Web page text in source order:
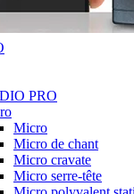
PRO
Micro
Micro de chant
Micro cravate
Micro serre-tête